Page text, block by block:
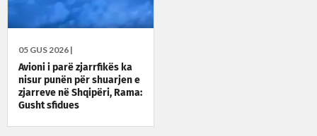
05 GUS 2026 |
Avioni i parë zjarrfikës ka
nisur punën për shuarjen e
zjarreve në Shqipëri, Rama:
Gusht sfidues